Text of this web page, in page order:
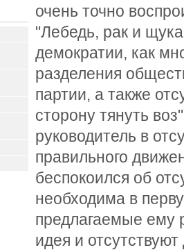
очень точно
"Лебедь, рак и
демократии, как
разделения
партии, а также
сторону тянуть
руководитель в
правильного
беспокоился об
необходима в
предлагаемые ему
идея и